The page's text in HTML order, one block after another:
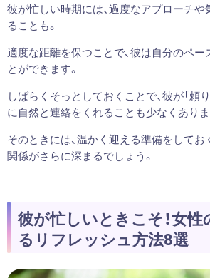
彼が忙しい時期には、過度なアプローチ
ることも。
適度な距離を保つことで、彼は自分のペ
とができます。
しばらくそっとしておくことで、彼が「頼
に自然と連絡をくれることも少なくありま
そのときには、温かく迎える準備をしてお
関係がさらに深まるでしょう。
彼が忙しいときこそ！女
るリフレッシュ方法8選